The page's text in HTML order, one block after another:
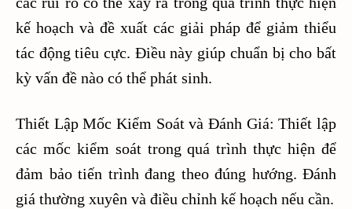
kế hoạch và đề xuất các giải pháp để giảm thiểu
tác động tiêu cực. Điều này giúp chuẩn bị cho bất
kỳ vấn đề nào có thể phát sinh.
Thiết Lập Mốc Kiểm Soát và Đánh Giá: Thiết lập
các mốc kiểm soát trong quá trình thực hiện để
đảm bảo tiến trình đang theo đúng hướng. Đánh
giá thường xuyên và điều chỉnh kế hoạch nếu cần.